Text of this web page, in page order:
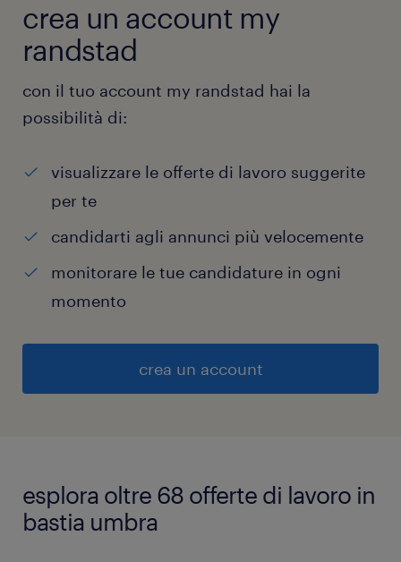
crea un account my
randstad
con il tuo account my randstad hai la
possibilità di:
visualizzare le offerte di lavoro suggerite
per te
candidarti agli annunci più velocemente
monitorare le tue candidature in ogni
momento
crea un account
esplora oltre 68 offerte di lavoro in
bastia umbra